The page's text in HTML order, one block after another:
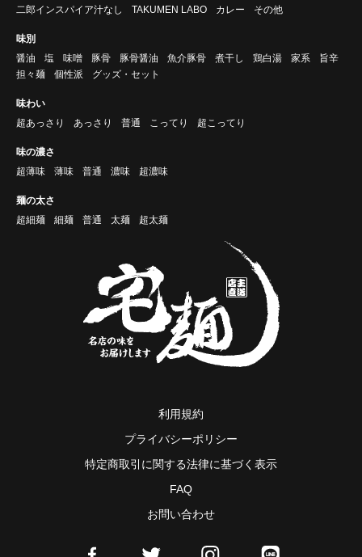
二郎インスパイア汁なし
TAKUMEN LABO カレー その他
味別
醤油
塩 味噌 豚骨 豚骨醤油 魚介豚骨 煮干し 鶏白湯 家系
旨辛
担々麺
個性派 グッズ・セット
味わい
超あっさり
あっさり 普通 こってり 超こってり
味の濃さ
超薄味
薄味 普通 濃味 超濃味
麺の太さ
超細麺
細麺 普通 太麺 超太麺
利用規約
プライバシーポリシー
特定商取引に関する法律に基づく表示
FAQ
お問い合わせ